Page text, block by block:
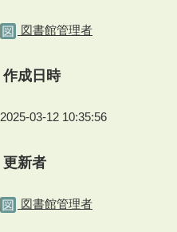
図書館管理者
作成日時
2025-03-12 10:35:56
更新者
図書館管理者